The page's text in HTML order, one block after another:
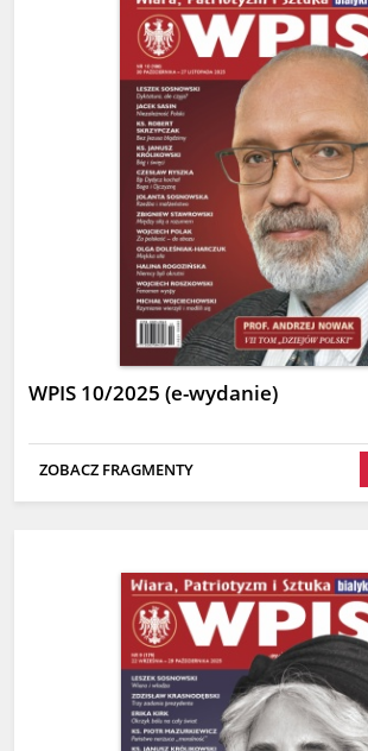
WPIS 10/2025 (e-wydanie)
ZOBACZ FRAGMENTY